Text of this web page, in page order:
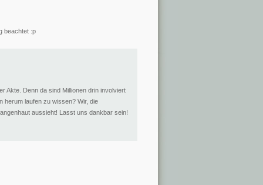
beachtet :p
Akte. Denn da sind Millionen drin involviert
herum laufen zu wissen? Wir, die
aussieht! Lasst uns dankbar sein!